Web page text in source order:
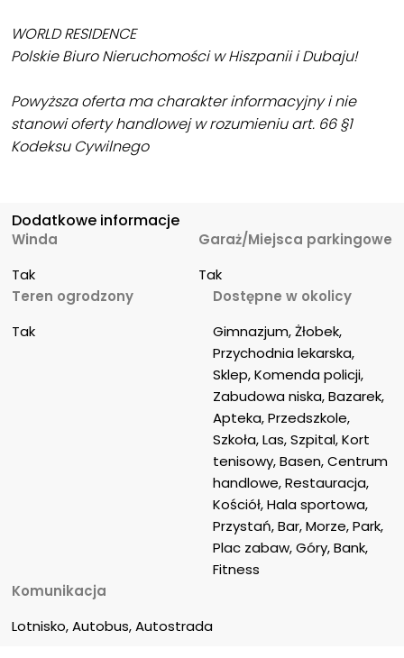
WORLD RESIDENCE
Polskie Biuro Nieruchomości w Hiszpanii i Dubaju!
Powyższa oferta ma charakter informacyjny i nie
stanowi oferty handlowej w rozumieniu art. 66 §1
Kodeksu Cywilnego
Dodatkowe informacje
Winda
Tak
Garaż/Miejsca parkingowe
Tak
Teren ogrodzony
Tak
Dostępne w okolicy
Gimnazjum, Żłobek,
Przychodnia lekarska,
Sklep, Komenda policji,
Zabudowa niska, Bazarek,
Apteka, Przedszkole,
Szkoła, Las, Szpital, Kort
tenisowy, Basen, Centrum
handlowe, Restauracja,
Kościół, Hala sportowa,
Przystań, Bar, Morze, Park,
Plac zabaw, Góry, Bank,
Fitness
Komunikacja
Lotnisko, Autobus, Autostrada